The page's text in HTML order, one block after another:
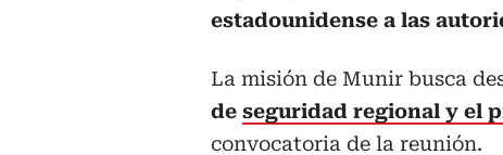
estadounidense a las
La misión de Munir busca
de seguridad regional y el
convocatoria de la reunión.